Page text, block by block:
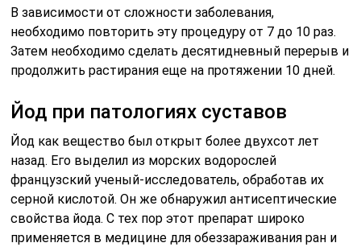
В зависимости от сложности заболевания,
необходимо повторить эту процедуру от 7 до 10 раз.
Затем необходимо сделать десятидневный перерыв и
продолжить растирания еще на протяжении 10 дней.
Йод при патологиях суставов
Йод как вещество был открыт более двухсот лет
назад. Его выделил из морских водорослей
французский ученый-исследователь, обработав их
серной кислотой. Он же обнаружил антисептические
свойства йода. С тех пор этот препарат широко
применяется в медицине для обеззараживания ран и